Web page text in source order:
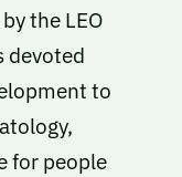
the LEO
devoted
to
for people